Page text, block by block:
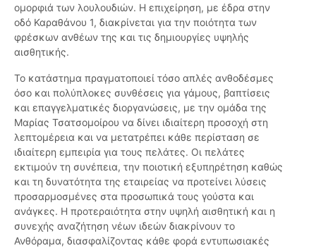
ομορφιά των λουλουδιών. Η επιχείρηση, με έδρα στην
οδό Καραθάνου 1, διακρίνεται για την ποιότητα των
φρέσκων ανθέων της και τις δημιουργίες υψηλής
αισθητικής.
Το κατάστημα πραγματοποιεί τόσο απλές ανθοδέσμες
όσο και πολύπλοκες συνθέσεις για γάμους, βαπτίσεις
και επαγγελματικές διοργανώσεις, με την ομάδα της
Μαρίας Τσατσομοίρου να δίνει ιδιαίτερη προσοχή στη
λεπτομέρεια και να μετατρέπει κάθε περίσταση σε
ιδιαίτερη εμπειρία για τους πελάτες. Οι πελάτες
εκτιμούν τη συνέπεια, την ποιοτική εξυπηρέτηση καθώς
και τη δυνατότητα της εταιρείας να προτείνει λύσεις
προσαρμοσμένες στα προσωπικά τους γούστα και
ανάγκες. Η προτεραιότητα στην υψηλή αισθητική και η
συνεχής αναζήτηση νέων ιδεών διακρίνουν το
Ανθόραμα, διασφαλίζοντας κάθε φορά εντυπωσιακές